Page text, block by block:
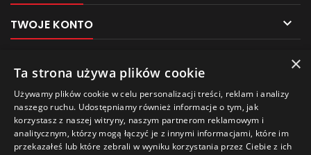
TWOJE KONTO 

Pliki cookies
Ten sklep używa plików cookie w celu poprawy
jakości przeglądania.
Aby uzyskać więcej informacji, zobacz naszą
Politykę prywatności.
NEWSLETTER
×
Ta strona używa plików cookie
Używamy plików cookie w celu personalizacji treści, reklam i analizy
naszego ruchu. Udostępniamy również informacje o tym, jak
korzystasz z naszej witryny, naszym partnerom reklamowym i
analitycznym, którzy mogą łączyć je z innymi informacjami, które im
przekazałeś lub które zebrali w wyniku korzystania przez Ciebie z ich